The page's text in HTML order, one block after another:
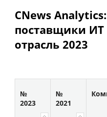
CNews
поставщики ИТ
отрасль 2023
№
2023
№
2021